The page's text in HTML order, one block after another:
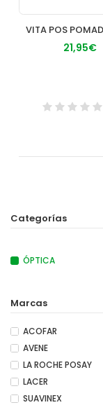
21,95€
Categorías
ÓPTICA
Marcas
ACOFAR
AVENE
LA ROCHE POSAY
LACER
SUAVINEX